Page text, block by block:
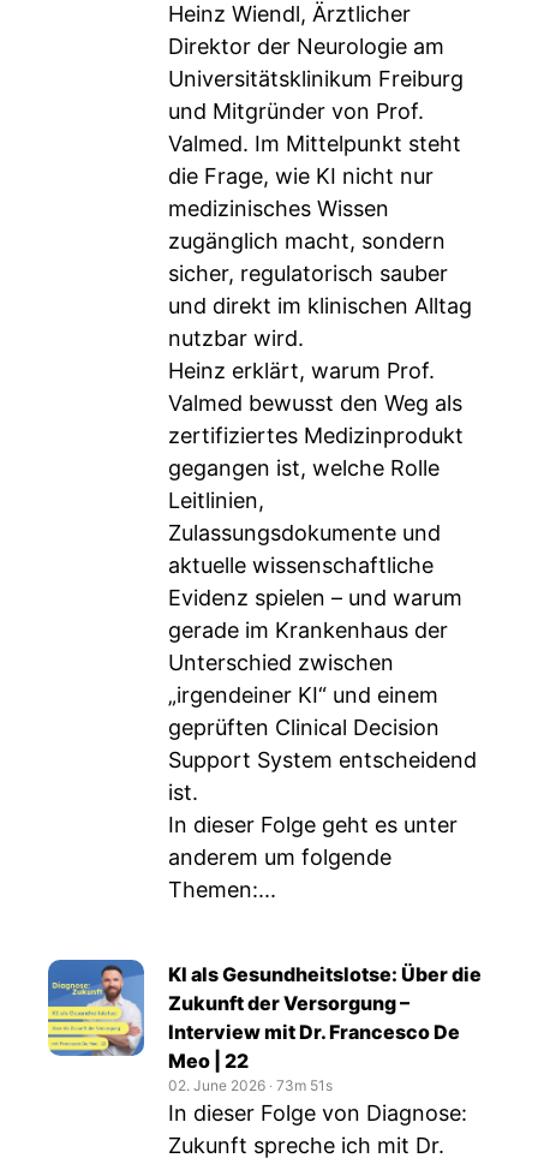
Heinz Wiendl, Ärztlicher
Direktor der Neurologie am
Universitätsklinikum Freiburg
und Mitgründer von Prof.
Valmed. Im Mittelpunkt steht
die Frage, wie KI nicht nur
medizinisches Wissen
zugänglich macht, sondern
sicher, regulatorisch sauber
und direkt im klinischen Alltag
nutzbar wird.
Heinz erklärt, warum Prof.
Valmed bewusst den Weg als
zertifiziertes Medizinprodukt
gegangen ist, welche Rolle
Leitlinien,
Zulassungsdokumente und
aktuelle wissenschaftliche
Evidenz spielen – und warum
gerade im Krankenhaus der
Unterschied zwischen
„irgendeiner KI“ und einem
geprüften Clinical Decision
Support System entscheidend
ist.
In dieser Folge geht es unter
anderem um folgende
Themen:...
KI als Gesundheitslotse: Über die
Zukunft der Versorgung –
Interview mit Dr. Francesco De
Meo | 22
02. June 2026 ‧ 73m 51s
In dieser Folge von Diagnose:
Zukunft spreche ich mit Dr.